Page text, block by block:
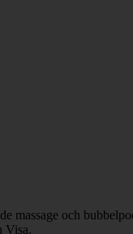
massage och
Visa.